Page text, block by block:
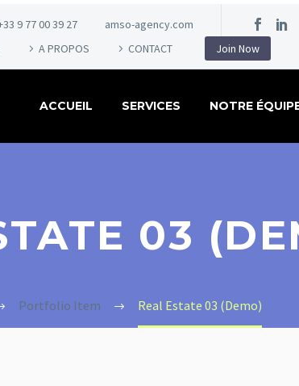
9 77 00 39 27
amso-agency.com
A PROPOS CONTACT Join Now
ACCUEIL SERVICES NOTRE
03
Portfolio Item Real Estate 03 (Demo)